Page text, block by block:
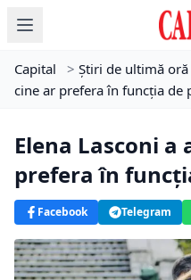
Capital > Știri de ultimă oră
cine ar prefera în funcția de
Elena Lasconi
prefera în
Facebook Telegram